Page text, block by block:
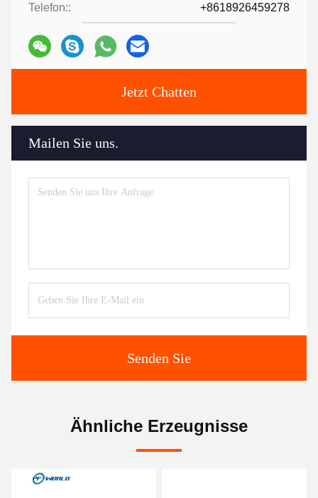
Telefon:: +8618926459278
Jetzt Chatten
Mailen Sie uns.
Senden Sie
Ähnliche Erzeugnisse